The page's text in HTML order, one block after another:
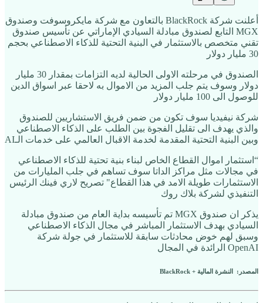
أعلنت شركة BlackRock بالتعاون مع شركة مايكروسوفت وصندوق
MGX التابع لصندوق مبادلة السيادي الإماراتي عن تأسيس صندوق
تقني متخصص بالاستثمار في البنية التحتية للذكاء الاصطناعي بحجم
30 مليار دولار
الصندوق في مرحلته الاولى الحالية لديه التزامات بمقدار 30 مليار
دولار وسوف يتم جلب المزيد من الاموال به لاحقا عبر اسواق الدين
للوصول الى 100 مليار دولار
شركة نيفيديا سوف تكون من ضمن فريق الاستشاريين للصندوق
والذي يهدف الى تقليل الفجوة بين الطلب على الذكاء الاصطناعي
وبين البنية التحتية المقدمة لخدمة الاقبال العالمي على خدمات الـAI
“استثمار اموال القطاع الخاص لبناء بنية تحتية للذكاء الاصطناعي
في مجالات مثل مراكز الداتا سوف تساهم في جلب المليارات من
الاستثمارات طويلة الامد في هذا القطاع" تصريح لاري فينك الرئيس
التنفيذي لشركة بلاك روك
يذكر ان صندوق MGX تم تأسيسه بداية العام من صندوق مبادلة
السيادي بهدف الاستثمار المباشر في مجال الذكاء الاصطناعي
وسبق لهم خوض محادثات سابقة للاستثمار في جولة شركة
OpenAI الرائدة في المجال
المصدر: النشرة المالية + BlackRock